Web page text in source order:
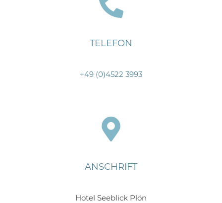
TELEFON
+49 (0)4522 3993
ANSCHRIFT
Hotel Seeblick Plön